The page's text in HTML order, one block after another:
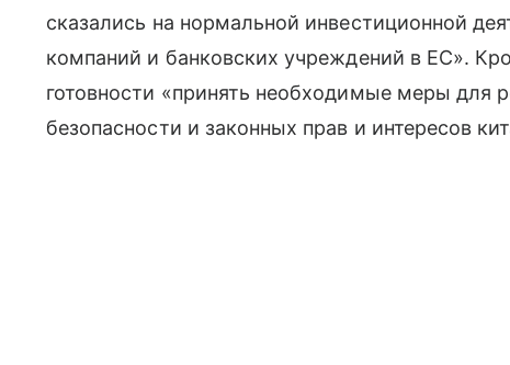
сказались на нормальной инвестиционной
компаний и банковских учреждений в ЕС».
готовности «принять необходимые меры для
безопасности и законных прав и интересов